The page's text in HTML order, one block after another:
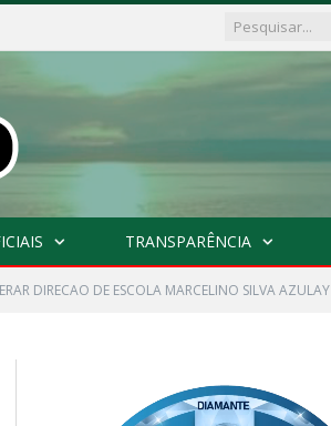
TRANSPARÊNCIA
DIRECAO DE ESCOLA MARCELINO SILVA AZULAY